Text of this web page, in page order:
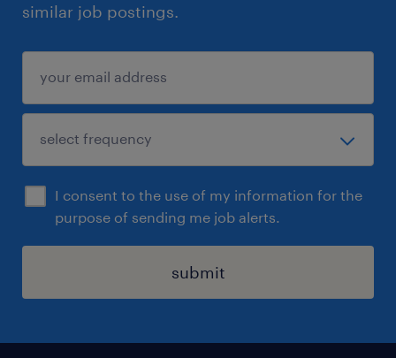
similar job postings.
I consent to the use of my information for the
purpose of sending me job alerts.
submit